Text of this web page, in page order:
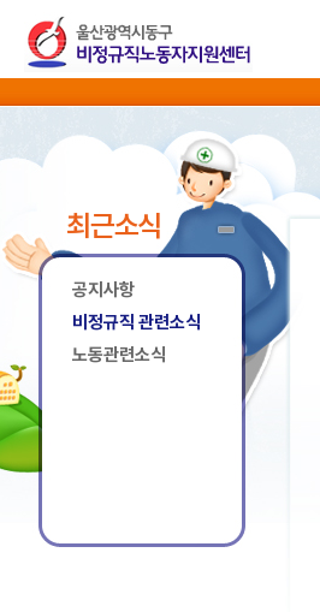
최근소식
공지사항
비정규직 관련소식
노동관련소식